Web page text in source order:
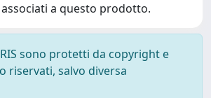
a questo prodotto.
sono protetti da copyright e
riservati, salvo diversa